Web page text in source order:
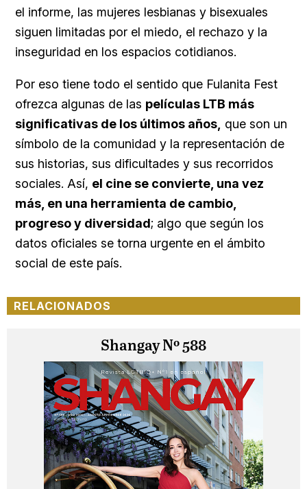
el informe, las mujeres lesbianas y bisexuales
siguen limitadas por el miedo, el rechazo y la
inseguridad en los espacios cotidianos.
Por eso tiene todo el sentido que Fulanita Fest
ofrezca algunas de las películas LTB más
significativas de los últimos años, que son un
símbolo de la comunidad y la representación de
sus historias, sus dificultades y sus recorridos
sociales. Así, el cine se convierte, una vez
más, en una herramienta de cambio,
progreso y diversidad; algo que según los
datos oficiales se torna urgente en el ámbito
social de este país.
RELACIONADOS
Shangay Nº 588